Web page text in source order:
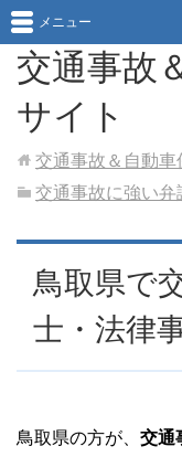
交通事故
サイト
メニュー
交通事故＆自動車
交通事故に強い弁
鳥取県で
士・法律
鳥取県の方が、 交通